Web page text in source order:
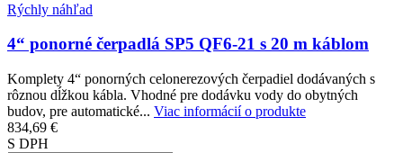
Rýchly náhľad
4“ ponorné čerpadlá SP5 QF6-21 s 20 m káblom
Komplety 4“ ponorných celonerezových čerpadiel dodávaných s
rôznou dĺžkou kábla. Vhodné pre dodávku vody do obytných
budov, pre automatické... Viac informácií o produkte
834,69 €
S DPH